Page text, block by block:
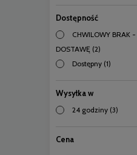
Dostępność
CHWILOWY BRAK
DOSTAWĘ (2)
Dostępny (1)
Wysyłka w
24 godziny (3)
Cena